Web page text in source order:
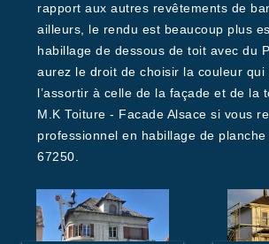
rapport aux autres revêtements de
ailleurs, le rendu est beaucoup plus
habillage de dessous de toit avec du
aurez le droit de choisir la couleur qui
l’assortir à celle de la façade et de la
M.K Toiture - Facade Alsace si vous
professionnel en habillage de
67250.